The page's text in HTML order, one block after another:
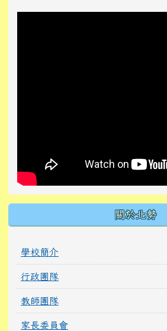
關於北勢
學校簡介
行政團隊
教師團隊
家長委員會